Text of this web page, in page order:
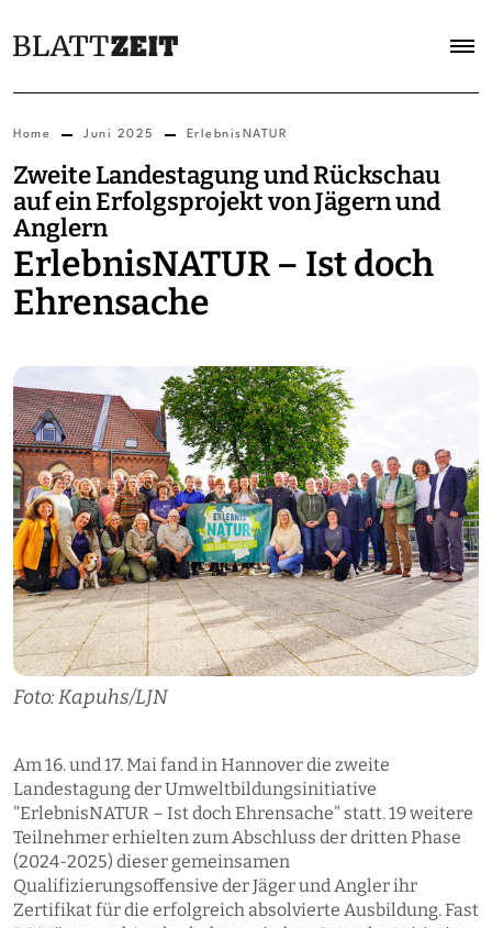
Home Juni 2025 ErlebnisNATUR
Zweite Landestagung und Rückschau
auf ein Erfolgsprojekt von Jägern und
Anglern
ErlebnisNATUR – Ist doch
Ehrensache
Foto: Kapuhs/LJN
Am 16. und 17. Mai fand in Hannover die zweite
Landestagung der Umweltbildungsinitiative
"ErlebnisNATUR – Ist doch Ehrensache" statt. 19 weitere
Teilnehmer erhielten zum Abschluss der dritten Phase
(2024-2025) dieser gemeinsamen
Qualifizierungsoffensive der Jäger und Angler ihr
Zertifikat für die erfolgreich absolvierte Ausbildung. Fast